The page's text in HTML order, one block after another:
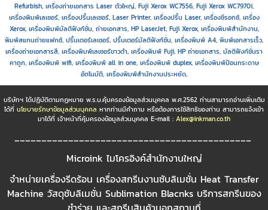
Refurbish, เครื่องถ่ายเอกสาร Laser ตัวใหญ่, Fuji Xerox WC7556, Fuji Xerox WC7970i,
เครื่องพิมพ์เลเซอร์, เครื่องปริ้นเลเซอร์, Laser Printer, เครื่องปริ้น Laser, เครื่องซีรอกซ์, เครื่อง
Xerox, เครื่องพิมพ์มัลติฟังก์ชั่น, ถ่ายเอกสาร, HP LaserJet, Fuji Xerox, เครื่องพิมพ์สำนักงาน,
พิมพ์สแกนถ่ายแฟกซ์, ปริ้นเตอร์เลเซอร์, ปริ้นเตอร์มัลติฟังก์ชั่น, เครื่องพิมพ์ A4, พิมพ์เอกสารเร็ว,
เครื่องถ่ายเอกสารสี, เครื่องพิมพ์เลเซอร์ขาวดำ, เครื่องพิมพ์ Fuji, HP ถ่ายเอกสาร, มัลติฟังก์ชั่นรา
คาถูก, เครื่องพิมพ์ wifi, เครื่องพิมพ์ all in one, เครื่องพิมพ์ duplex, เครื่องพิมพ์ป้อนกระดาษ
อัตโนมัติ, เครื่องพิมพ์สำนักงานประหยัด,
บริษัทฯ ได้ปฏิบัติตามกฏหมาย พ.ร.บ.คุ้มครองข้อมูลส่วนบุคคล พ.ศ.2562 ท่านสามารถอ่านเพิ่มเติม
ได้ที่ นโยบายรักษาข้อมูลส่วนบุคคล หากท่านมีคำถาม หรือต้องการใช้สิทธิของท่าน สามารถแจ้งเข้า
มาได้ที่ เจ้าหน้าที่คุ้มครองข้อมูลส่วนบุคคล E-mail : Alex@inkman.co.th
____________________________________________
Microink ไมโครอิงค์สำนักงานใหญ่
จำหน่ายเครื่องรีดร้อน เครื่องสกรีนงานซับลิเมชั่น Heat Transfer
Machine วัสดุซับลิเมชั่น Sublimation Blacnks บริการสกรีนของ